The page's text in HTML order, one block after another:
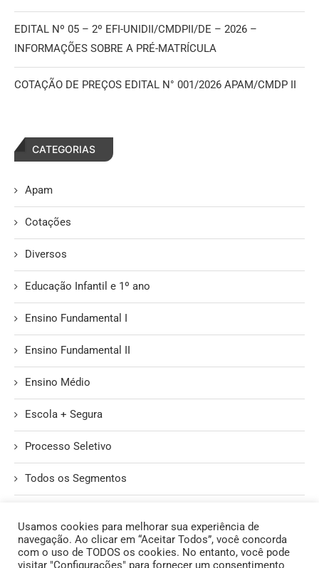
EDITAL Nº 05 – 2º EFI-UNIDII/CMDPII/DE – 2026 –
INFORMAÇÕES SOBRE A PRÉ-MATRÍCULA
COTAÇÃO DE PREÇOS EDITAL N° 001/2026 APAM/CMDP II
CATEGORIAS
Apam
Cotações
Diversos
Educação Infantil e 1º ano
Ensino Fundamental I
Ensino Fundamental II
Ensino Médio
Escola + Segura
Processo Seletivo
Todos os Segmentos
Usamos cookies para melhorar sua experiência de
navegação. Ao clicar em “Aceitar Todos”, você concorda
com o uso de TODOS os cookies. No entanto, você pode
visitar "Configurações" para fornecer um consentimento